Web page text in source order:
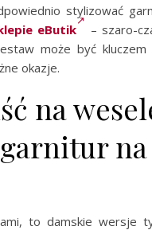
stylizować
eButik
– szaro-
może być
okazje.
na
na
to damskie wersje